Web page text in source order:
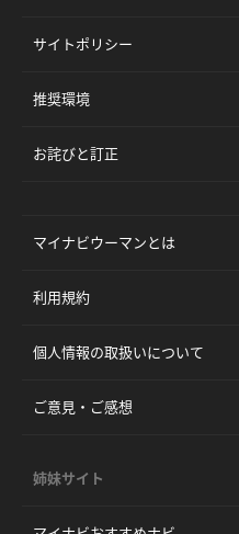
サイトポリシー
推奨環境
お詫びと訂正
マイナビウーマンとは
利用規約
個人情報の取扱いについて
ご意見・ご感想
姉妹サイト